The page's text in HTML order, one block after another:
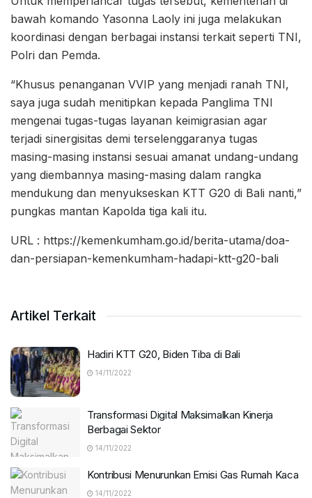
bawah komando Yasonna Laoly ini juga melakukan
koordinasi dengan berbagai instansi terkait seperti TNI,
Polri dan Pemda.
“Khusus penanganan VVIP yang menjadi ranah TNI,
saya juga sudah menitipkan kepada Panglima TNI
mengenai tugas-tugas layanan keimigrasian agar
terjadi sinergisitas demi terselenggaranya tugas
masing-masing instansi sesuai amanat undang-undang
yang diembannya masing-masing dalam rangka
mendukung dan menyukseskan KTT G20 di Bali nanti,”
pungkas mantan Kapolda tiga kali itu.
URL : https://kemenkumham.go.id/berita-utama/doa-
dan-persiapan-kemenkumham-hadapi-ktt-g20-bali
Artikel Terkait
Hadiri KTT G20, Biden Tiba di Bali
14/11/2022
Transformasi Digital Maksimalkan Kinerja
Berbagai Sektor
14/11/2022
Kontribusi Menurunkan Emisi Gas Rumah Kaca
14/11/2022